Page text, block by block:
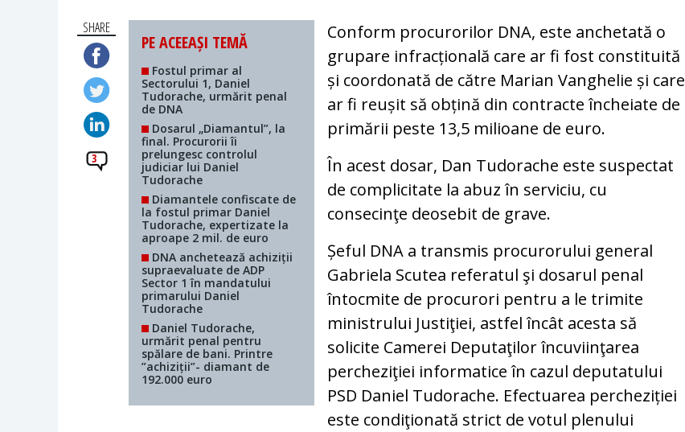
SHARE
3
PE ACEEAȘI TEMĂ
Fostul primar al
Sectorului 1, Daniel
Tudorache, urmărit penal
de DNA
Dosarul „Diamantul”, la
final. Procurorii îi
prelungesc controlul
judiciar lui Daniel
Tudorache
Diamantele confiscate de
la fostul primar Daniel
Tudorache, expertizate la
aproape 2 mil. de euro
DNA anchetează achiziții
supraevaluate de ADP
Sector 1 în mandatului
primarului Daniel
Tudorache
Daniel Tudorache,
urmărit penal pentru
spălare de bani. Printre
”achiziții”- diamant de
192.000 euro
Conform procurorilor DNA, este anchetată o
grupare infracțională care ar fi fost constituită
și coordonată de către Marian Vanghelie și care
ar fi reușit să obțină din contracte încheiate de
primării peste 13,5 milioane de euro.
În acest dosar, Dan Tudorache este suspectat
de complicitate la abuz în serviciu, cu
consecinţe deosebit de grave.
Șeful DNA a transmis procurorului general
Gabriela Scutea referatul şi dosarul penal
întocmite de procurori pentru a le trimite
ministrului Justiţiei, astfel încât acesta să
solicite Camerei Deputaţilor încuviinţarea
percheziţiei informatice în cazul deputatului
PSD Daniel Tudorache. Efectuarea percheziției
este condiţionată strict de votul plenului